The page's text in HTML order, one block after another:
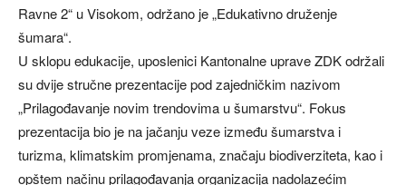
Ravne 2“ u Visokom, održano je „Edukativno druženje
šumara“.
U sklopu edukacije, uposlenici Kantonalne uprave ZDK održali
su dvije stručne prezentacije pod zajedničkim nazivom
„Prilagođavanje novim trendovima u šumarstvu“. Fokus
prezentacija bio je na jačanju veze između šumarstva i
turizma, klimatskim promjenama, značaju biodiverziteta, kao i
opštem načinu prilagođavanja organizacija nadolazećim